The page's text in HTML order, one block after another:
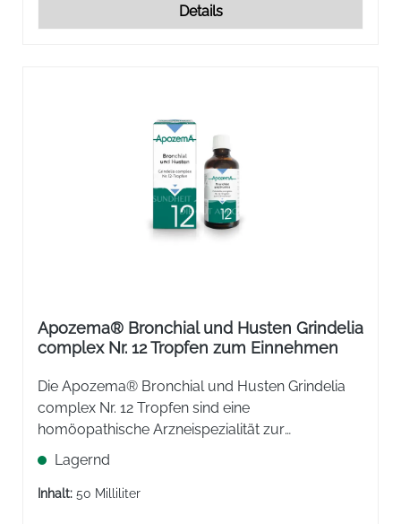
Details
Apozema® Bronchial und Husten Grindelia
complex Nr. 12 Tropfen zum Einnehmen
Die Apozema® Bronchial und Husten Grindelia
complex Nr. 12 Tropfen sind eine
homöopathische Arzneispezialität zur
unterstützenden Behandlung von akuten und
chronischen Husten bei grippalen Infekten.
Lagernd
Inhalt: 50 Milliliter